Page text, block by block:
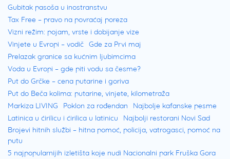
Gubitak pasoša u inostranstvu
Tax Free – pravo na povraćaj poreza
Vizni režim: pojam, vrste i dobijanje vize
Vinjete u Evropi – vodič Gde za Prvi maj
Prelazak granice sa kućnim ljubimcima
Voda u Evropi – gde piti vodu sa česme?
Put do Grčke – cena putarine i goriva
Put do Beča kolima: putarine, vinjete, kilometraža
Markiza LIVING
Poklon za rođendan
Najbolje kafanske pesme
Latinica u ćirilicu i ćirilica u latinicu
Najbolji restorani Novi Sad
Brojevi hitnih službi – hitna pomoć, policija, vatrogasci, pomoć na
putu
5 najpopularnijih izletišta koje nudi Nacionalni park Fruška Gora